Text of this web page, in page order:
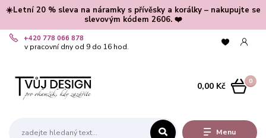
☀️Letní 20 % sleva na náramky s přívěsky a korálky – nakupujte se
slevovým kódem 2606. ❤️
Menu
+420 778 066 878
v pracovní dny od 9 do 16 hod.
0
0,00 Kč